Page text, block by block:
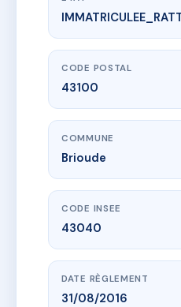
www.vme.plus/
LE FLORE
2 av paul chambriard
CODE POSTAL
43100
COMMUNE
Brioude
CODE INSEE
43040
DATE RÈGLEMENT
31/08/2016